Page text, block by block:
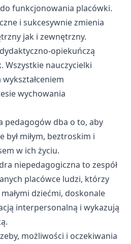
funkcjonowania placówki.
i sukcesywnie zmienia
jak i zewnętrzny.
opiekuńczą
Wszystkie nauczycielki
wychowania
pedagogów dba o to, aby
był miłym, beztroskim i
w ich życiu.
niepedagogiczna to zespół
placówce ludzi, którzy
dziećmi, doskonale
interpersonalną i wykazują
możliwości i oczekiwania